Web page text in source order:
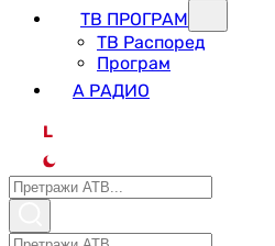
ТВ ПРОГРАМ
ТВ Распоред
Програм
А РАДИО
L